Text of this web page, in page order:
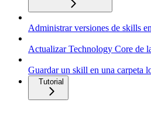
Administrar versiones de skills
Actualizar Technology Core de
Guardar un skill en una carpeta
Tutorial